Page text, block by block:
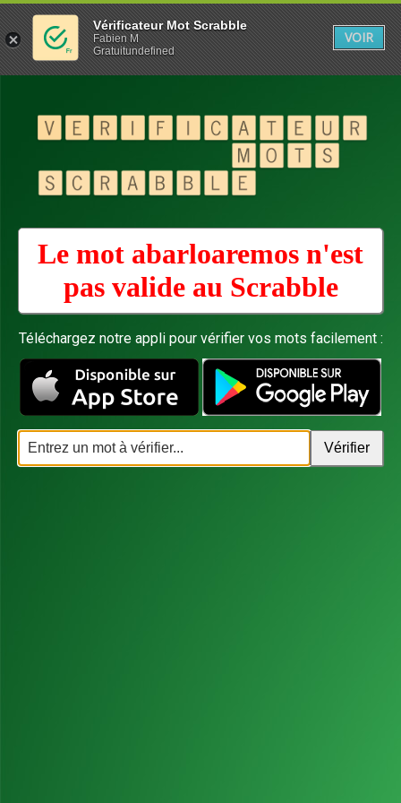
Le mot abarloaremos n'est
pas valide au Scrabble
Téléchargez notre appli pour vérifier vos mots facilement :
Vérificateur Mot Scrabble
Fabien M
Gratuitundefined
VOIR